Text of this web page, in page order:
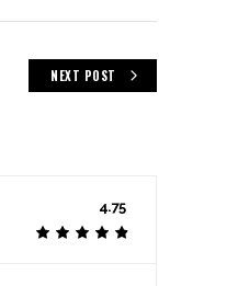
NEXT POST
4.75